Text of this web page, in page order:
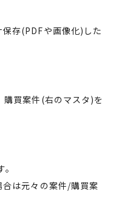
存(PDFや画像化)した
買案件(右のマスタ)を
合は元々の案件/購買案